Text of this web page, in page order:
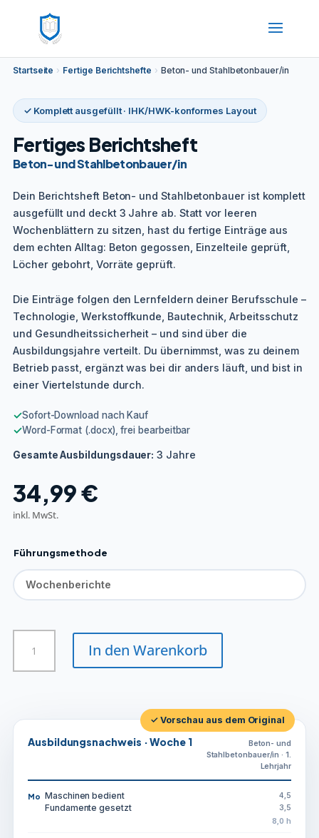
Startseite › Fertige Berichtshefte › Beton- und Stahlbetonbauer/in
✓ Komplett ausgefüllt · IHK/HWK-konformes Layout
Fertiges Berichtsheft
Beton- und Stahlbetonbauer/in
Dein Berichtsheft Beton- und Stahlbetonbauer ist komplett
ausgefüllt und deckt 3 Jahre ab. Statt vor leeren
Wochenblättern zu sitzen, hast du fertige Einträge aus
dem echten Alltag: Beton gegossen, Einzelteile geprüft,
Löcher gebohrt, Vorräte geprüft.
Die Einträge folgen den Lernfeldern deiner Berufsschule –
Technologie, Werkstoffkunde, Bautechnik, Arbeitsschutz
und Gesundheitssicherheit – und sind über die
Ausbildungsjahre verteilt. Du übernimmst, was zu deinem
Betrieb passt, ergänzt was bei dir anders läuft, und bist in
einer Viertelstunde durch.
✓Sofort-Download nach Kauf
✓Word-Format (.docx), frei bearbeitbar
Gesamte Ausbildungsdauer: 3 Jahre
34,99€
inkl. MwSt.
Führungsmethode
Stahlbetonbauer/in
In den Warenkorb
✓ Vorschau aus dem Original
Ausbildungsnachweis · Woche 1
Beton- und
Stahlbetonbauer/in · 1.
Lehrjahr
Mo Maschinen bedient 4,5
Fundamente gesetzt 3,5
8,0 h